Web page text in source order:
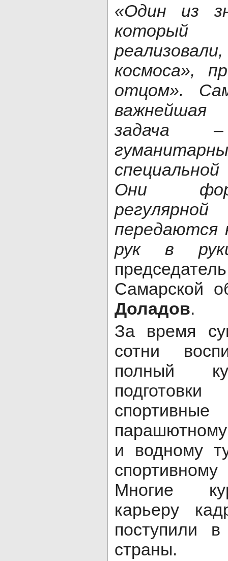
«Один из
который
космоса»,
отцом».
задача –
Они
передаются
рук в
Самарской
Доладов.
За время
сотни
полный
и водному
Многие
карьеру
поступили
страны.